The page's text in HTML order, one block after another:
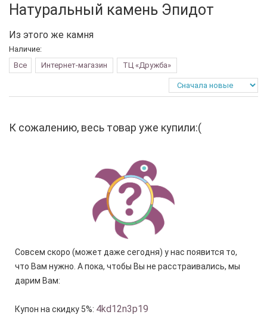
Натуральный камень Эпидот
Из этого же камня
Наличие:
Все
Интернет-магазин ТЦ «Дружба»
К сожалению, весь товар уже купили:(
Совсем скоро (может даже сегодня) у нас появится то,
что Вам нужно. А пока, чтобы Вы не расстраивались, мы
дарим Вам:
Купон на скидку 5%: 4kd12n3p19